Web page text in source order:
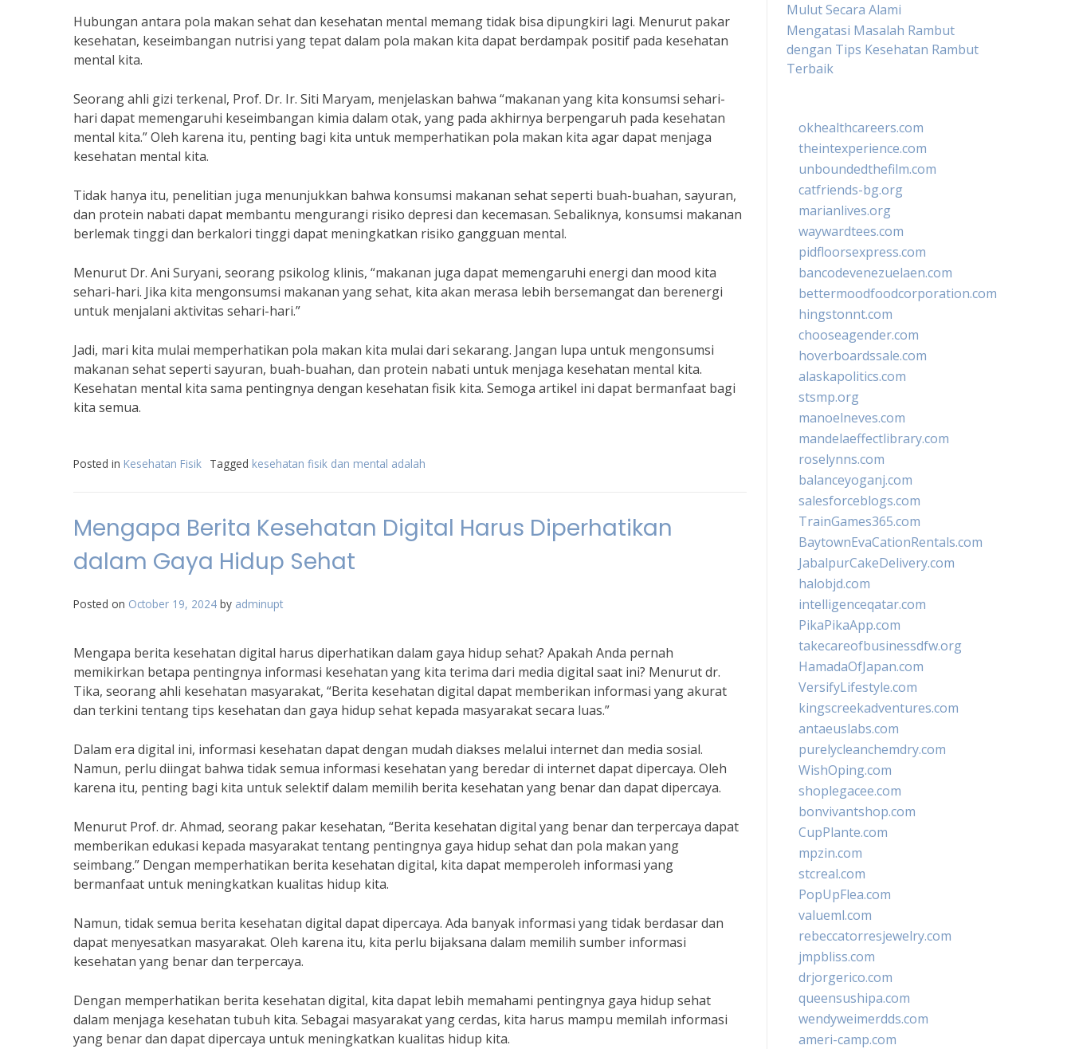
Hubungan antara pola makan sehat dan kesehatan mental memang tidak bisa dipungkiri lagi. Menurut pakar
kesehatan, keseimbangan nutrisi yang tepat dalam pola makan kita dapat berdampak positif pada kesehatan
mental kita.
Seorang ahli gizi terkenal, Prof. Dr. Ir. Siti Maryam, menjelaskan bahwa “makanan yang kita konsumsi sehari-
hari dapat memengaruhi keseimbangan kimia dalam otak, yang pada akhirnya berpengaruh pada kesehatan
mental kita.” Oleh karena itu, penting bagi kita untuk memperhatikan pola makan kita agar dapat menjaga
kesehatan mental kita.
Tidak hanya itu, penelitian juga menunjukkan bahwa konsumsi makanan sehat seperti buah-buahan, sayuran,
dan protein nabati dapat membantu mengurangi risiko depresi dan kecemasan. Sebaliknya, konsumsi makanan
berlemak tinggi dan berkalori tinggi dapat meningkatkan risiko gangguan mental.
Menurut Dr. Ani Suryani, seorang psikolog klinis, “makanan juga dapat memengaruhi energi dan mood kita
sehari-hari. Jika kita mengonsumsi makanan yang sehat, kita akan merasa lebih bersemangat dan berenergi
untuk menjalani aktivitas sehari-hari.”
Jadi, mari kita mulai memperhatikan pola makan kita mulai dari sekarang. Jangan lupa untuk mengonsumsi
makanan sehat seperti sayuran, buah-buahan, dan protein nabati untuk menjaga kesehatan mental kita.
Kesehatan mental kita sama pentingnya dengan kesehatan fisik kita. Semoga artikel ini dapat bermanfaat bagi
kita semua.
Posted in Kesehatan Fisik Tagged kesehatan fisik dan mental adalah
Mengapa Berita Kesehatan Digital Harus Diperhatikan
dalam Gaya Hidup Sehat
Posted on October 19, 2024 by adminupt
Mengapa berita kesehatan digital harus diperhatikan dalam gaya hidup sehat? Apakah Anda pernah
memikirkan betapa pentingnya informasi kesehatan yang kita terima dari media digital saat ini? Menurut dr.
Tika, seorang ahli kesehatan masyarakat, “Berita kesehatan digital dapat memberikan informasi yang akurat
dan terkini tentang tips kesehatan dan gaya hidup sehat kepada masyarakat secara luas.”
Dalam era digital ini, informasi kesehatan dapat dengan mudah diakses melalui internet dan media sosial.
Namun, perlu diingat bahwa tidak semua informasi kesehatan yang beredar di internet dapat dipercaya. Oleh
karena itu, penting bagi kita untuk selektif dalam memilih berita kesehatan yang benar dan dapat dipercaya.
Menurut Prof. dr. Ahmad, seorang pakar kesehatan, “Berita kesehatan digital yang benar dan terpercaya dapat
memberikan edukasi kepada masyarakat tentang pentingnya gaya hidup sehat dan pola makan yang
seimbang.” Dengan memperhatikan berita kesehatan digital, kita dapat memperoleh informasi yang
bermanfaat untuk meningkatkan kualitas hidup kita.
Namun, tidak semua berita kesehatan digital dapat dipercaya. Ada banyak informasi yang tidak berdasar dan
dapat menyesatkan masyarakat. Oleh karena itu, kita perlu bijaksana dalam memilih sumber informasi
kesehatan yang benar dan terpercaya.
Dengan memperhatikan berita kesehatan digital, kita dapat lebih memahami pentingnya gaya hidup sehat
dalam menjaga kesehatan tubuh kita. Sebagai masyarakat yang cerdas, kita harus mampu memilah informasi
yang benar dan dapat dipercaya untuk meningkatkan kualitas hidup kita.
Mulut Secara Alami
Mengatasi Masalah Rambut
dengan Tips Kesehatan Rambut
Terbaik
okhealthcareers.com
theintexperience.com
unboundedthefilm.com
catfriends-bg.org
marianlives.org
waywardtees.com
pidfloorsexpress.com
bancodevenezuelaen.com
bettermoodfoodcorporation.com
hingstonnt.com
chooseagender.com
hoverboardssale.com
alaskapolitics.com
stsmp.org
manoelneves.com
mandelaeffectlibrary.com
roselynns.com
balanceyoganj.com
salesforceblogs.com
TrainGames365.com
BaytownEvaCationRentals.com
JabalpurCakeDelivery.com
halobjd.com
intelligenceqatar.com
PikaPikaApp.com
takecareofbusinessdfw.org
HamadaOfJapan.com
VersifyLifestyle.com
kingscreekadventures.com
antaeuslabs.com
purelycleanchemdry.com
WishOping.com
shoplegacee.com
bonvivantshop.com
CupPlante.com
mpzin.com
stcreal.com
PopUpFlea.com
valueml.com
rebeccatorresjewelry.com
jmpbliss.com
drjorgerico.com
queensushipa.com
wendyweimerdds.com
ameri-camp.com